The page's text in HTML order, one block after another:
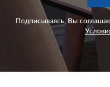
Подписываясь, Вы